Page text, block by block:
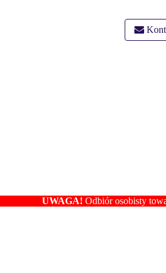
UWAGA!Odbiór osobisty towaru